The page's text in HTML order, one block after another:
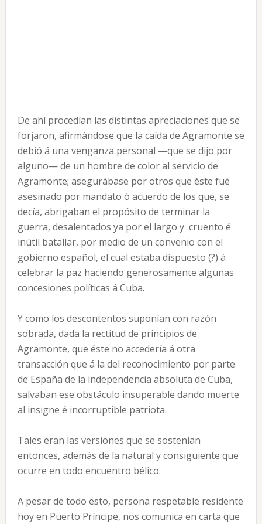
De ahí procedían las distintas apreciaciones que se
forjaron, afirmándose que la caída de Agramonte se
debió á una venganza personal —que se dijo por
alguno— de un hombre de color al servicio de
Agramonte; asegurábase por otros que éste fué
asesinado por mandato ó acuerdo de los que, se
decía, abrigaban el propósito de terminar la
guerra, desalentados ya por el largo y cruento é
inútil batallar, por medio de un convenio con el
gobierno español, el cual estaba dispuesto (?) á
celebrar la paz haciendo generosamente algunas
concesiones políticas á Cuba.
Y como los descontentos suponían con razón
sobrada, dada la rectitud de principios de
Agramonte, que éste no accedería á otra
transacción que á la del reconocimiento por parte
de España de la independencia absoluta de Cuba,
salvaban ese obstáculo insuperable dando muerte
al insigne é incorruptible patriota.
Tales eran las versiones que se sostenían
entonces, además de la natural y consiguiente que
ocurre en todo encuentro bélico.
A pesar de todo esto, persona respetable residente
hoy en Puerto Príncipe, nos comunica en carta que